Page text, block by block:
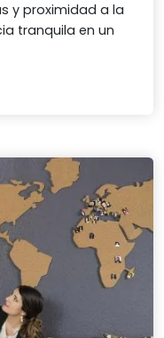
y proximidad a la
tranquila en un